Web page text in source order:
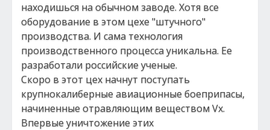
находишься на обычном заводе. Хотя все
оборудование в этом цехе "штучного"
производства. И сама технология
производственного процесса уникальна. Ее
разработали российские ученые.
Скоро в этот цех начнут поступать
крупнокалиберные авиационные боеприпасы,
начиненные отравляющим веществом Vx.
Впервые уничтожение этих